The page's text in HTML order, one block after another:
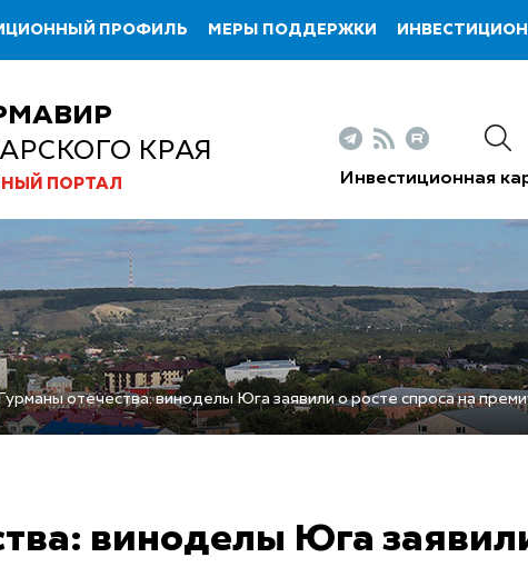
ПРОФИЛЬ МЕРЫ ПОДДЕРЖКИ
КРАЯ
ПОРТАЛ Инвестиционная
отечества: виноделы Юга заявили о росте спроса на
виноделы Юга